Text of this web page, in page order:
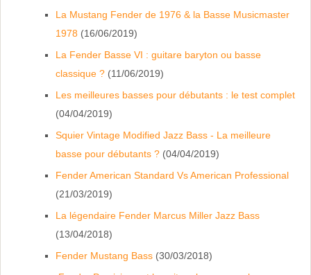
La Mustang Fender de 1976 & la Basse Musicmaster
1978 (16/06/2019)
La Fender Basse VI : guitare baryton ou basse
classique ? (11/06/2019)
Les meilleures basses pour débutants : le test complet
(04/04/2019)
Squier Vintage Modified Jazz Bass - La meilleure
basse pour débutants ? (04/04/2019)
Fender American Standard Vs American Professional
(21/03/2019)
La légendaire Fender Marcus Miller Jazz Bass
(13/04/2018)
Fender Mustang Bass (30/03/2018)